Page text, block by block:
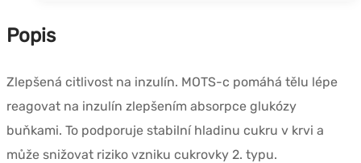
Popis
Zlepšená citlivost na inzulín. MOTS-c pomáhá tělu lépe
reagovat na inzulín zlepšením absorpce glukózy
buňkami. To podporuje stabilní hladinu cukru v krvi a
může snižovat riziko vzniku cukrovky 2. typu.